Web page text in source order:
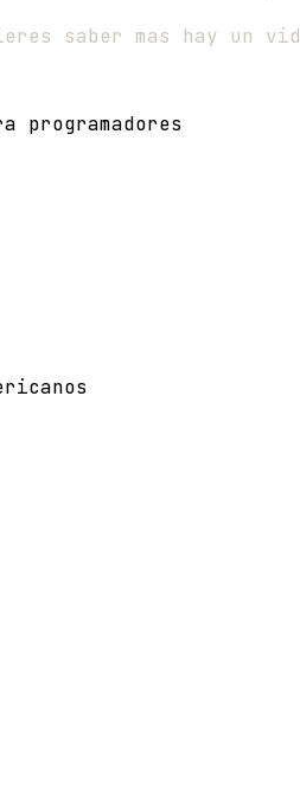
saber mas hay un
programadores